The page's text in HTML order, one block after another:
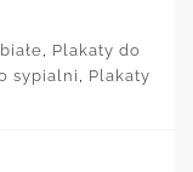
Plakaty do
sypialni
Plakaty